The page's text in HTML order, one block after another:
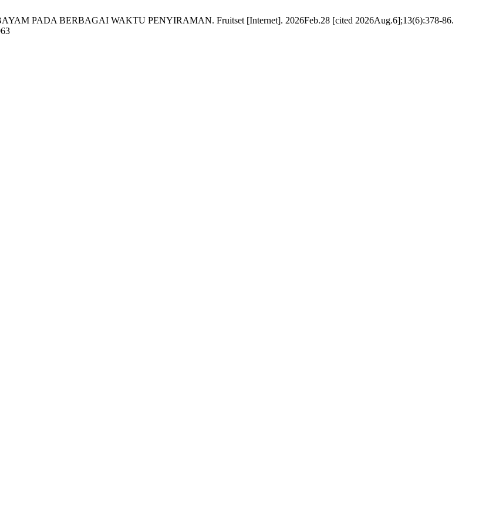
PADA BERBAGAI WAKTU PENYIRAMAN. Fruitset [Internet]. 2026Feb.28 [cited 2026Aug.6];13(6):378-86.